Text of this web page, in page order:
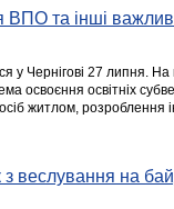
ВПО та інші
у Чернігові 27 липня.
освоєння освітніх
житлом, розроблення
веслування на